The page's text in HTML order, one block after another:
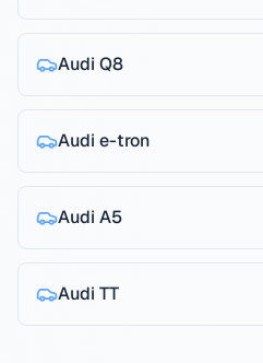
Audi Q8
Audi e-tron
Audi A5
Audi TT